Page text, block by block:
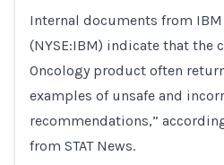
Internal documents from IBM
(NYSE:IBM) indicate that the
Oncology product often
examples of unsafe and
recommendations,”
from STAT News.